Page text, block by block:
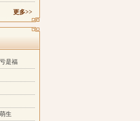
更多>>
是福
生